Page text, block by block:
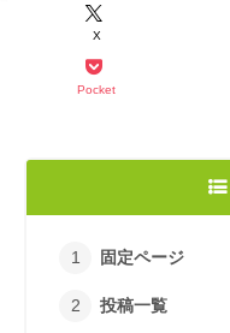
X
Pocket
固定ページ
投稿一覧